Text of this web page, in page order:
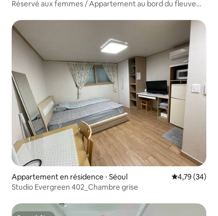
-gu
Réservé aux femmes / Appartement au bord du fleuve
de Gimpo / Jardin botanique de Séoul / Bus du fleuve Han
Appartement en résidence ⋅ Séoul Évaluation
4,79 (34)
Studio Evergreen 402_Chambre grise